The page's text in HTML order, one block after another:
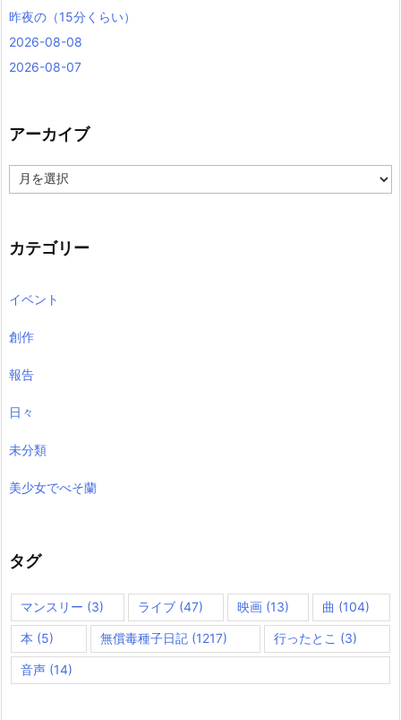
昨夜の（15分くらい）
2026-08-08
2026-08-07
アーカイブ
ー
ブ
カテゴリー
イベント
創作
報告
日々
未分類
美少女でべそ蘭
タグ
マンスリー (3) ライブ(47) 映画(13) 曲 (104)
本 (5) 無償毒種子日記 (1217) 行ったとこ (3)
音声 (14)